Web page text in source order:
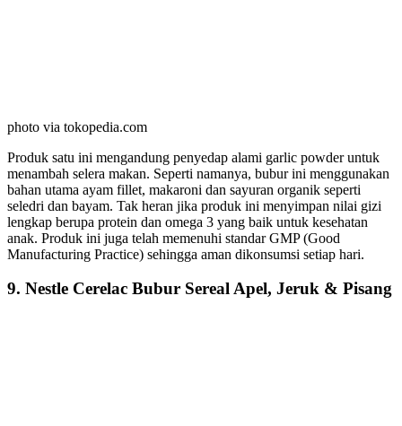
photo via tokopedia.com
Produk satu ini mengandung penyedap alami garlic powder untuk
menambah selera makan. Seperti namanya, bubur ini menggunakan
bahan utama ayam fillet, makaroni dan sayuran organik seperti
seledri dan bayam. Tak heran jika produk ini menyimpan nilai gizi
lengkap berupa protein dan omega 3 yang baik untuk kesehatan
anak. Produk ini juga telah memenuhi standar GMP (Good
Manufacturing Practice) sehingga aman dikonsumsi setiap hari.
9. Nestle Cerelac Bubur Sereal Apel, Jeruk & Pisang